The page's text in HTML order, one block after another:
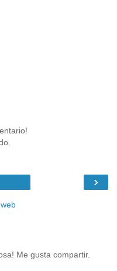
›
Me gusta compartir.